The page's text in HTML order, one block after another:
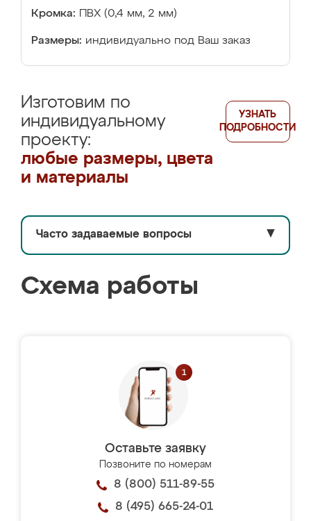
Кромка: ПВХ (0,4 мм, 2 мм)
Размеры: индивидуально под Ваш заказ
Изготовим по
индивидуальному
проекту:
любые размеры, цвета
и материалы
УЗНАТЬ
ПОДРОБНОСТИ
Часто задаваемые вопросы ▼
Схема работы
Оставьте заявку
Позвоните по номерам
8 (800) 511-89-55
8 (495) 665-24-01